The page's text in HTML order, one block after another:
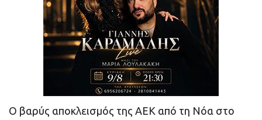
Ο βαρύς αποκλεισμός της ΑΕΚ από τη Νόα στο